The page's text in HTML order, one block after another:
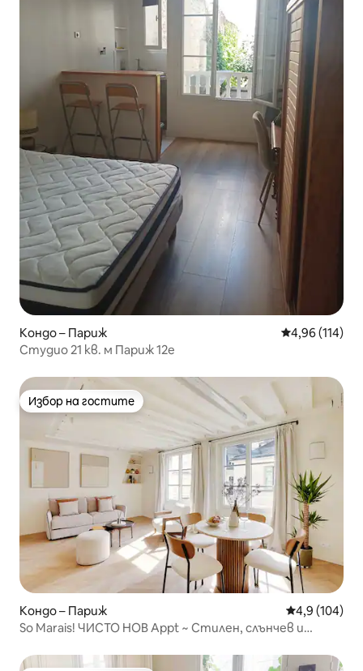
Кондо – Париж Средна
4,96 (114)
Студио 21 кв. м Париж 12e
Избор на гостите
Избор на гостите
Кондо – Париж Средна
4,9 (104)
So Marais! ЧИСТО НОВ Appt ~ Стилен, слънчев и